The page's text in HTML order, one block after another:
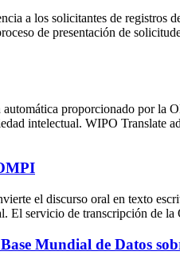
a los solicitantes de
de presentación de
proporcionado por la
intelectual. WIPO Translate
el discurso oral en texto
El servicio de transcripción de
Mundial de Datos